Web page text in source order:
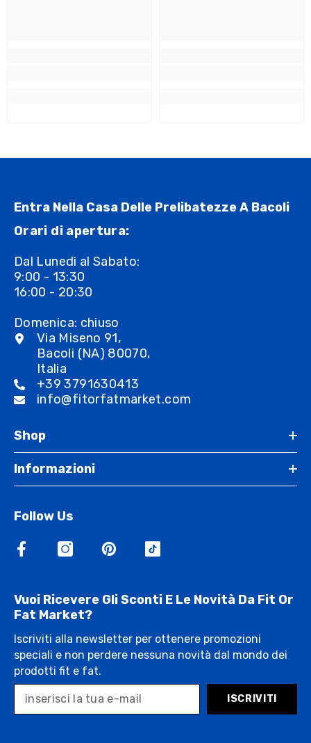
Entra Nella Casa Delle Prelibatezze A Bacoli
Orari di apertura:
Dal Lunedì al Sabato:
9:00 - 13:30
16:00 - 20:30
Domenica: chiuso
Via Miseno 91,
Bacoli (NA) 80070,
Italia
+39 3791630413
info@fitorfatmarket.com
Shop
Informazioni
Follow Us
Vuoi Ricevere Gli Sconti E Le Novità Da Fit Or
Fat Market?
Iscriviti alla newsletter per ottenere promozioni
speciali e non perdere nessuna novità dal mondo dei
prodotti fit e fat.
ISCRIVITI